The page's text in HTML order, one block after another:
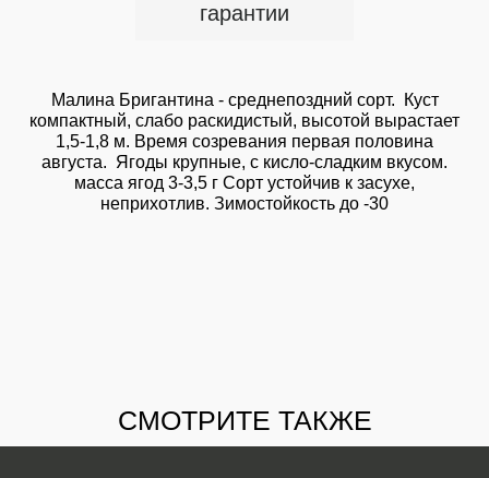
гарантии
Малина Бригантина - среднепоздний сорт. Куст
компактный, слабо раскидистый, высотой вырастает
1,5-1,8 м. Время созревания первая половина
августа. Ягоды крупные, с кисло-сладким вкусом.
масса ягод 3-3,5 г Сорт устойчив к засухе,
неприхотлив. Зимостойкость до -30
СМОТРИТЕ ТАКЖЕ